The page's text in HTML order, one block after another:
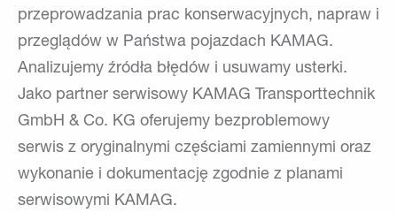
przeprowadzania prac konserwacyjnych, napraw i
przeglądów w Państwa pojazdach KAMAG.
Analizujemy źródła błędów i usuwamy usterki.
Jako partner serwisowy KAMAG Transporttechnik
GmbH & Co. KG oferujemy bezproblemowy
serwis z oryginalnymi częściami zamiennymi oraz
wykonanie i dokumentację zgodnie z planami
serwisowymi KAMAG.